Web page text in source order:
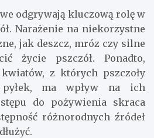
odgrywają kluczową rolę w
Narażenie na niekorzystne
jak deszcz, mróz czy silne
życie pszczół. Ponadto,
z których pszczoły
ma wpływ na ich
do pożywienia skraca
różnorodnych źródeł